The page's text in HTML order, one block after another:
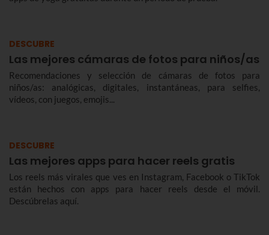
DESCUBRE
Las mejores cámaras de fotos para niños/as
Recomendaciones y selección de cámaras de fotos para
niños/as: analógicas, digitales, instantáneas, para selfies,
vídeos, con juegos, emojis...
DESCUBRE
Las mejores apps para hacer reels gratis
Los reels más virales que ves en Instagram, Facebook o TikTok
están hechos con apps para hacer reels desde el móvil.
Descúbrelas aquí.